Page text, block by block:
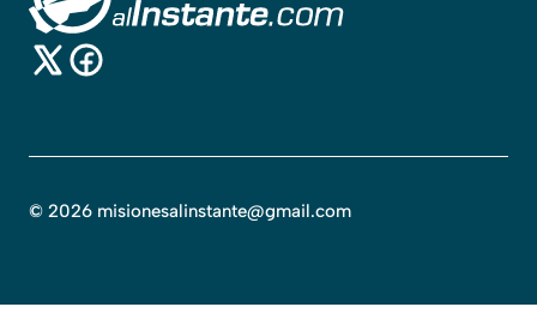
© 2026 misionesalinstante@gmail.com